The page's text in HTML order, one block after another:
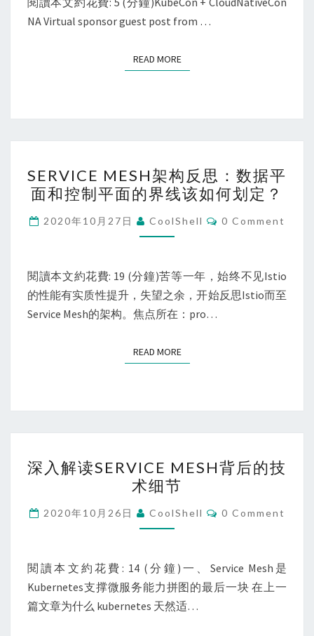
NA Virtual sponsor guest post from …
READ MOREREAD MORE
MESH
架
构
反
数
据
平
和
界
线
如
定？
SERVICE MESH架构反思：数据平
面和控制平面的界线该如何划定？
2020年10月27日 CoolShell Comments
0 Comment
閱讀本文約花費: 19 (分鐘)苦等一年，始终不见Istio
的性能有实质性提升，失望之余，开始反思Istio而至
Service Mesh的架构。焦点所在：pro…
READ MOREREAD MORE
入
解
读
SERVICE
背
后
的
深入解读SERVICE MESH背后的技
术细节
2020年10月26日 CoolShell Comments
0 Comment
閱讀本文約花費: 14 (分鐘)一、Service Mesh是
Kubernetes支撑微服务能力拼图的最后一块 在上一
篇文章为什么 kubernetes 天然适…